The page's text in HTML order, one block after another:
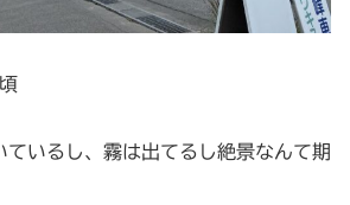
ているし、霧は出てるし絶景なんて期